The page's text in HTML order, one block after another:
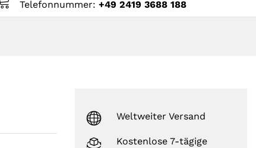
Telefonnummer: +49 2419 3688 188
Weltweiter Versand
Kostenlose 7-tägige